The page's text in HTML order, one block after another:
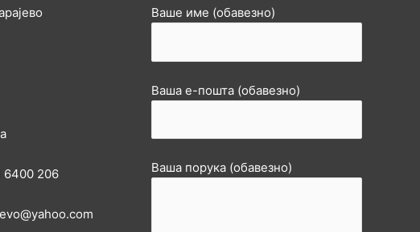
6400 206
Ваше име (обавезно)
Ваша е-пошта (обавезно)
Ваша порука (обавезно)